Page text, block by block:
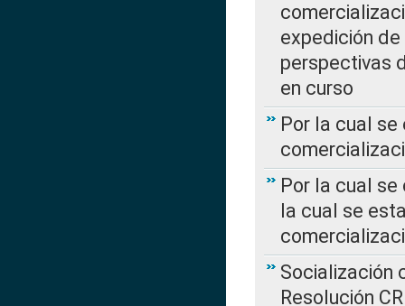
expedición de
perspectivas
en curso
Por la cual
Por la cual se
la cual se
Socialización
Resolución